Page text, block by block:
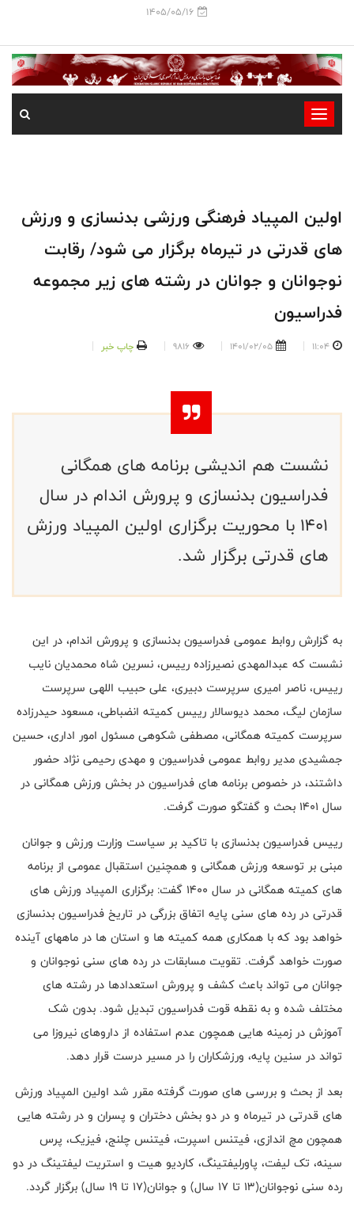
1405/05/16
-
-
-
اولین المپیاد فرهنگی ورزشی بدنسازی و ورزش
های قدرتی در تیرماه برگزار می شود/ رقابت
نوجوانان و جوانان در رشته های زیر مجموعه
فدراسیون
11:04
1401/02/05
9816 چاپ خبر
نشست هم اندیشی برنامه های همگانی
فدراسیون بدنسازی و پرورش اندام در سال
1401 با محوریت برگزاری اولین المپیاد ورزش
های قدرتی برگزار شد.
به گزارش روابط عمومی فدراسیون بدنسازی و پرورش اندام، در این
نشست که عبدالمهدی نصیرزاده رییس، نسرین شاه محمدیان نایب
رییس، ناصر امیری سرپرست دبیری، علی حبیب اللهی سرپرست
سازمان لیگ، محمد دیوسالار رییس کمیته انضباطی، مسعود حیدرزاده
سرپرست کمیته همگانی، مصطفی شکوهی مسئول امور اداری، حسین
جمشیدی مدیر روابط عمومی فدراسیون و مهدی رحیمی نژاد حضور
داشتند، در خصوص برنامه های فدراسیون در بخش ورزش همگانی در
سال 1401 بحث و گفتگو صورت گرفت.
رییس فدراسیون بدنسازی با تاکید بر سیاست وزارت ورزش و جوانان
مبنی بر توسعه ورزش همگانی و همچنین استقبال عمومی از برنامه
های کمیته همگانی در سال 1400 گفت: برگزاری المپیاد ورزش های
قدرتی در رده های سنی پایه اتفاق بزرگی در تاریخ فدراسیون بدنسازی
خواهد بود که با همکاری همه کمیته ها و استان ها در ماههای آینده
صورت خواهد گرفت. تقویت مسابقات در رده های سنی نوجوانان و
جوانان می تواند باعث کشف و پرورش استعدادها در رشته های
مختلف شده و به نقطه قوت فدراسیون تبدیل شود. بدون شک
آموزش در زمینه هایی همچون عدم استفاده از داروهای نیروزا می
تواند در سنین پایه، ورزشکاران را در مسیر درست قرار دهد.
بعد از بحث و بررسی های صورت گرفته مقرر شد اولین المپیاد ورزش
های قدرتی در تیرماه و در دو بخش دختران و پسران و در رشته هایی
همچون مچ اندازی، فیتنس اسپرت، فیتنس چلنج، فیزیک، پرس
سینه، تک لیفت، پاورلیفتینگ، کاردیو هیت و استریت لیفتینگ در دو
رده سنی نوجوانان(13 تا 17 سال) و جوانان(17 تا 19 سال) برگزار گردد.